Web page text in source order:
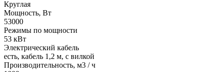
Круглая
Мощность, Вт
53000
Режимы по мощности
53 кВт
Электрический кабель
есть, кабель 1,2 м, с вилкой
Производительность, м3 / ч